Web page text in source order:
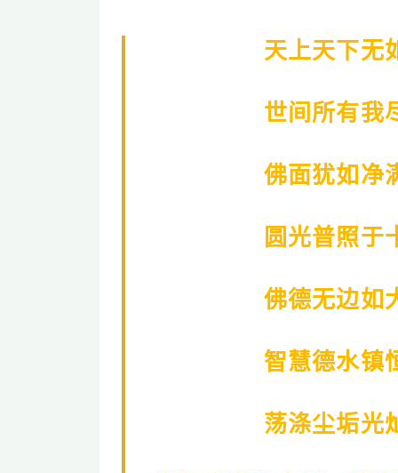
天上天下无
世间所有我
佛面犹如净
圆光普照于
佛德无边如
智慧德水镇
荡涤尘垢光